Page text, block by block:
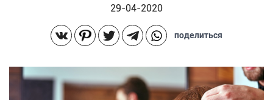
поделиться
29-04-2020